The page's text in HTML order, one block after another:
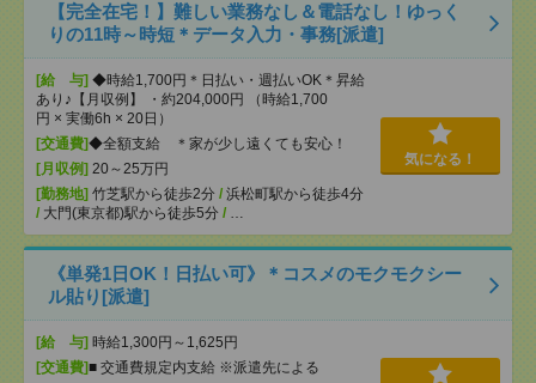
【完全在宅！】難しい業務なし＆電話なし！ゆっく
りの11時～時短＊データ入力・事務[派遣]
[給 与] ◆時給1,700円＊日払い・週払いOK＊昇給
あり♪【月収例】 ・約204,000円 （時給1,700
円 × 実働6h × 20日）
[交通費]◆全額支給 ＊家が少し遠くても安心！
[月収例] 20～25万円
[勤務地] 竹芝駅から徒歩2分 / 浜松町駅から徒歩4分
/ 大門(東京都)駅から徒歩5分 / …
気になる！
《単発1日OK！日払い可》＊コスメのモクモクシー
ル貼り[派遣]
[給 与] 時給1,300円～1,625円
[交通費]■ 交通費規定内支給 ※派遣先による